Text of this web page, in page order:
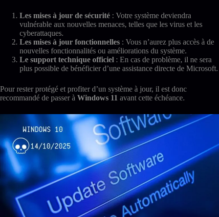
Les mises à jour de sécurité : Votre système deviendra
vulnérable aux nouvelles menaces, telles que les virus et les
cyberattaques.
Les mises à jour fonctionnelles : Vous n’aurez plus accès à de
nouvelles fonctionnalités ou améliorations du système.
Le support technique officiel : En cas de problème, il ne sera
plus possible de bénéficier d’une assistance directe de Microsoft.
Pour rester protégé et profiter d’un système à jour, il est donc
recommandé de passer à Windows 11 avant cette échéance.